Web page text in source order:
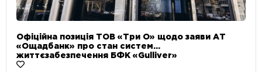
Офіційна позиція ТОВ «Три О» щодо заяви АТ
«Ощадбанк» про стан систем
життєзабезпечення БФК «Gulliver»